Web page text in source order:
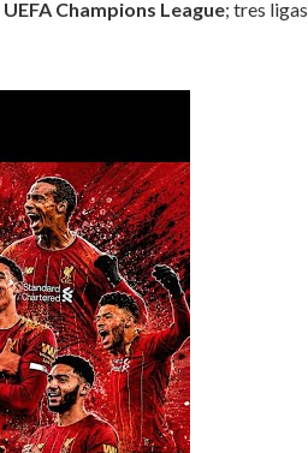
UEFA Champions League; tres ligas